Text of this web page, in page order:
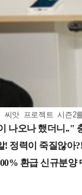
씨앗 프로젝트 시즌